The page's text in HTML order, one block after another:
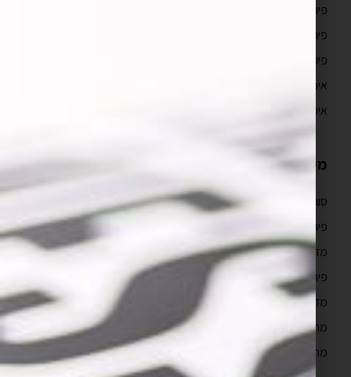
פיתוח אפליקציות לאנדרואיד
פיתוח אפליקציות מובייל
פיתוח אפליקציות ווב
איפיון אפליקציה וחוויית משתמש UX/UI
איפיון אפליקציה
מידע מקצועי
סוגי ועלויות בניית אפליקציות
פיתוח אפליקציות לאייפון למתחילים
מדריך פיתוח אפליקציות לאייפון
פיתוח אפליקציות לעסקים
מדריך פיתוח אפליקציות
מהם השלבים בבניית אפליקציה לאייפון?
מה כולל איפיון אפליקציה?